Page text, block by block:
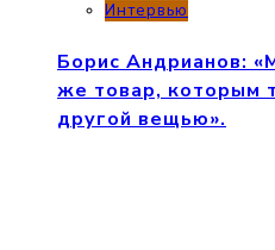
Интервью
Борис Андрианов:
же товар, которым
другой вещью».